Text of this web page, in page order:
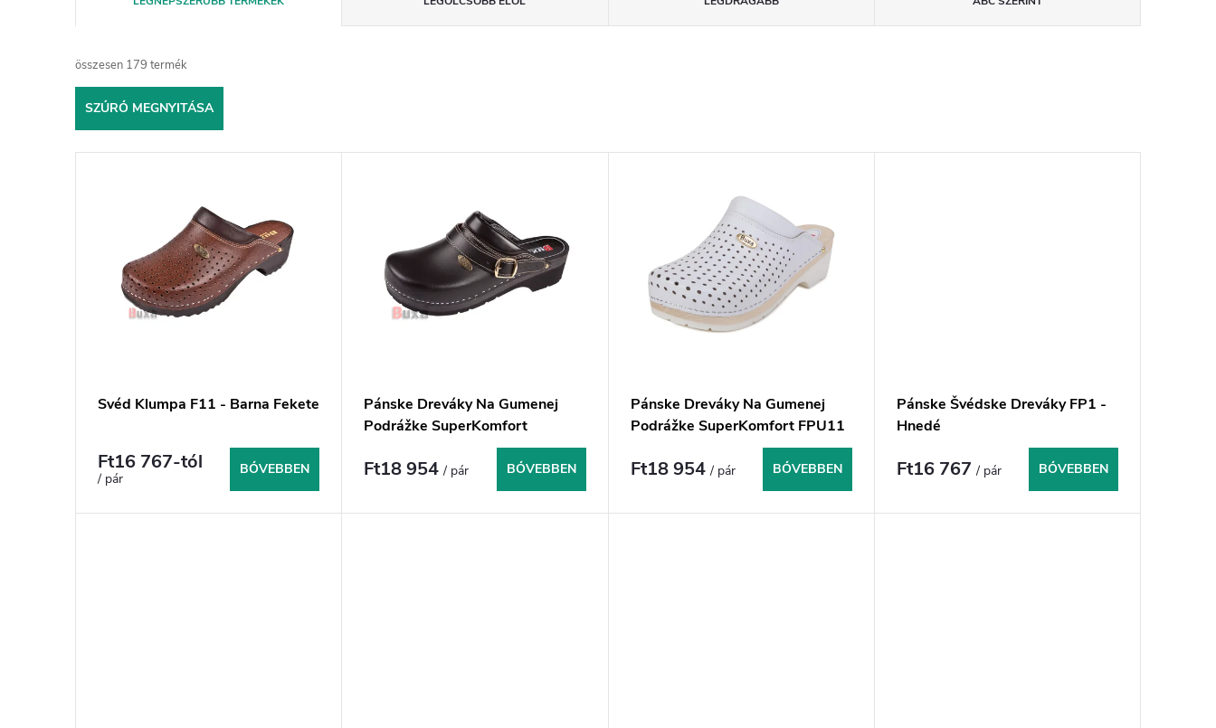
m
é
k
e
összesen 179 termék
SZŰRŐ MEGNYITÁSA
j
Svéd Klumpa F11 - Barna Fekete
Ft16 767-tól
/ pár
BŐVEBBEN
Pánske Dreváky Na Gumenej
Podrážke SuperKomfort
FPU10p - CeloČierne
Ft18 954/ pár BŐVEBBEN
Pánske Dreváky Na Gumenej
Podrážke SuperKomfort FPU11
Ft18 954/ pár BŐVEBBEN
Pánske Švédske Dreváky FP1 -
Hnedé
Ft16 767/ pár BŐVEBBEN